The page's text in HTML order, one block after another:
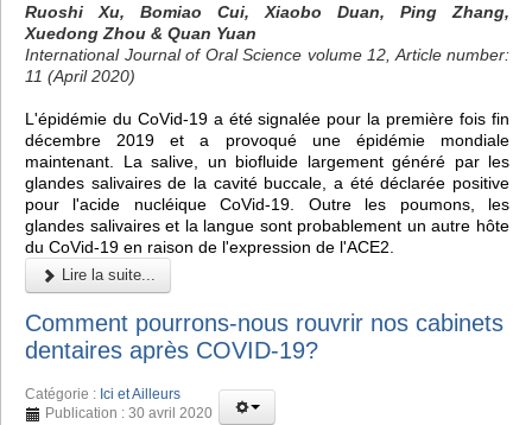
Ruoshi Xu, Bomiao Cui, Xiaobo Duan, Ping Zhang,
Xuedong Zhou & Quan Yuan
International Journal of Oral Science volume 12, Article number:
11 (April 2020)
L'épidémie du CoVid-19 a été signalée pour la première fois fin
décembre 2019 et a provoqué une épidémie mondiale
maintenant. La salive, un biofluide largement généré par les
glandes salivaires de la cavité buccale, a été déclarée positive
pour l'acide nucléique CoVid-19. Outre les poumons, les
glandes salivaires et la langue sont probablement un autre hôte
du CoVid-19 en raison de l'expression de l'ACE2.
Lire la suite...
Comment pourrons-nous rouvrir nos cabinets
dentaires après COVID-19?
Catégorie : Ici et Ailleurs
Publication : 30 avril 2020